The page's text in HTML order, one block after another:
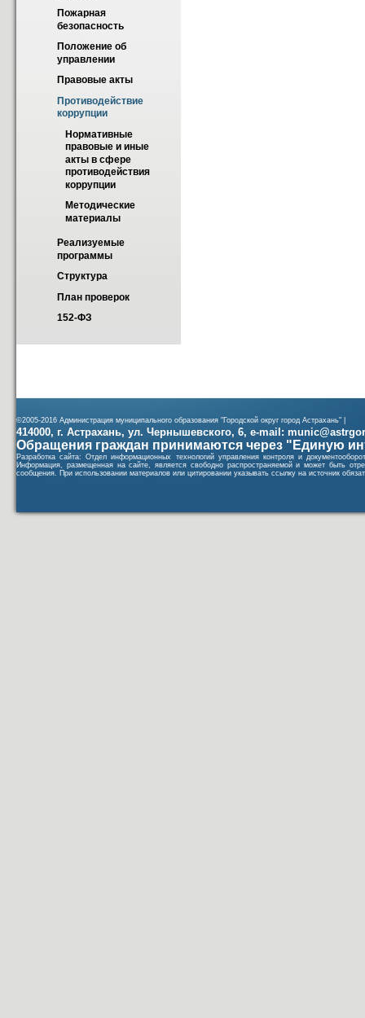
Пожарная
безопасность
Положение об
управлении
Правовые акты
Противодействие
коррупции
Нормативные
правовые и иные
акты в сфере
противодействия
коррупции
Методические
материалы
Реализуемые
программы
Структура
План проверок
152-ФЗ
©2005-2016 Администрация муниципального образования "Городской округ город Астрахань" |
414000, г. Астрахань, ул. Чернышевского, 6, e-mail:
Обращения граждан принимаются через "Единую
Разработка сайта: Отдел информационных технологий управления контроля и
Информация, размещенная на сайте, является свободно распространяемой и может быть
сообщения. При использовании материалов или цитировании указывать ссылку на источник